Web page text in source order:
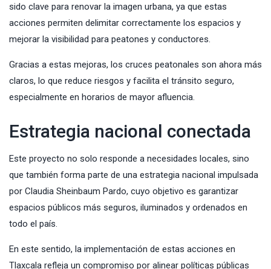
sido clave para renovar la imagen urbana, ya que estas
acciones permiten delimitar correctamente los espacios y
mejorar la visibilidad para peatones y conductores.
Gracias a estas mejoras, los cruces peatonales son ahora más
claros, lo que reduce riesgos y facilita el tránsito seguro,
especialmente en horarios de mayor afluencia.
Estrategia nacional conectada
Este proyecto no solo responde a necesidades locales, sino
que también forma parte de una estrategia nacional impulsada
por Claudia Sheinbaum Pardo, cuyo objetivo es garantizar
espacios públicos más seguros, iluminados y ordenados en
todo el país.
En este sentido, la implementación de estas acciones en
Tlaxcala refleja un compromiso por alinear políticas públicas